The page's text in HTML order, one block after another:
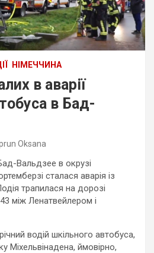
НІМЕЧЧИНА
в аварії
в Бад-
Oksana
Вальдзее в окрузі
сталася аварія із
трапилася на дорозі
між Ленатвейлером і
водій шкільного автобуса,
Міхельвінадена, ймовірно,